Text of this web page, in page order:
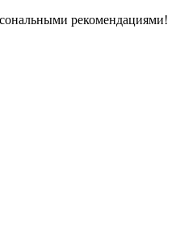
рекомендациями!